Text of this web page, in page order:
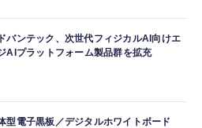
バンテック、次世代フィジカルAI向けエ
AIプラットフォーム製品群を拡充
型電子黒板／デジタルホワイトボード